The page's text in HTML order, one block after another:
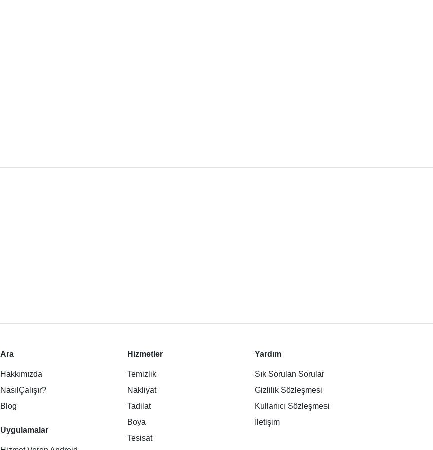
Ara
Hakkımızda
NasılÇalışır?
Blog
Uygulamalar
Hizmetler
Temizlik
Nakliyat
Tadilat
Boya
Tesisat
Yardım
Sık Sorulan Sorular
Gizlilik Sözleşmesi
Kullanıcı Sözleşmesi
İletişim